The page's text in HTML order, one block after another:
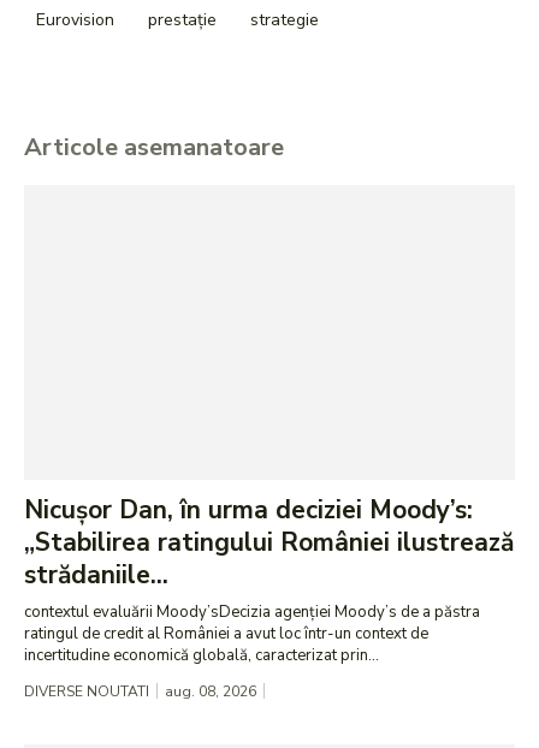
Eurovision prestație strategie
Articole asemanatoare
Nicușor Dan, în urma deciziei Moody’s:
„Stabilirea ratingului României ilustrează
strădaniile...
contextul evaluării Moody’sDecizia agenției Moody’s de a păstra
ratingul de credit al României a avut loc într-un context de
incertitudine economică globală, caracterizat prin...
DIVERSE NOUTATI aug. 08, 2026